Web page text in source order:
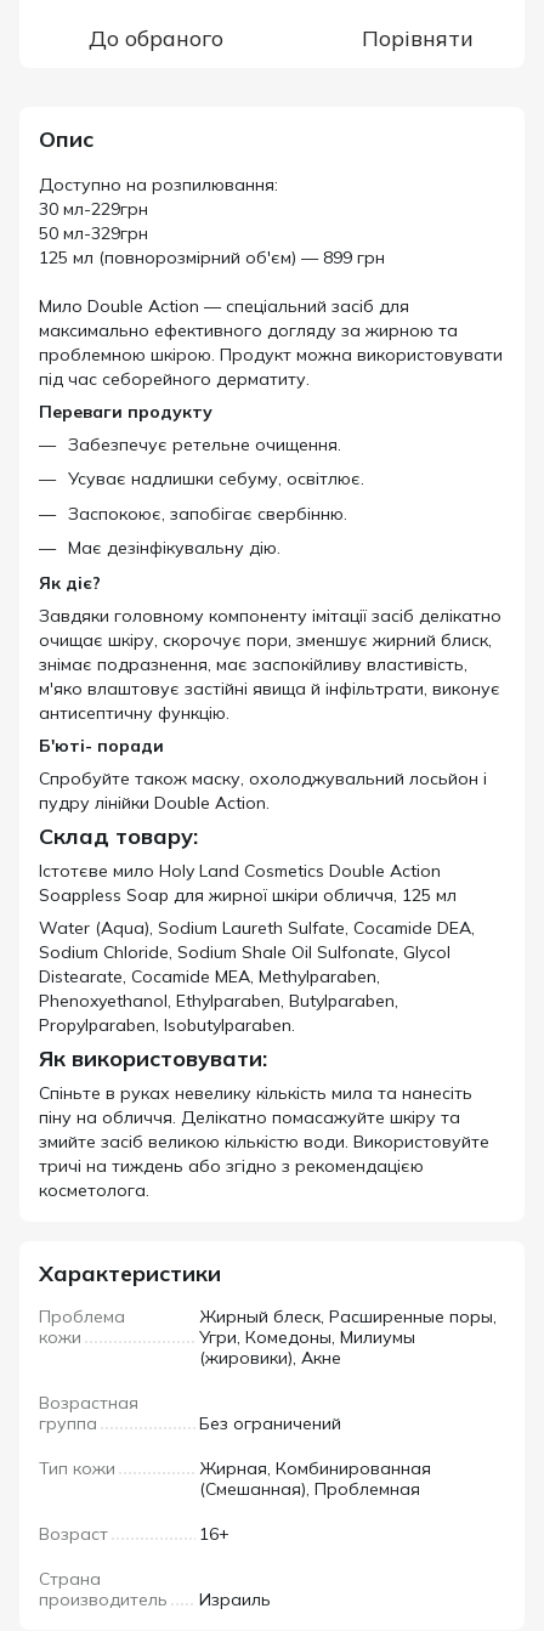
До обраного Порівняти
Опис
Доступно на розпилювання:
30 мл-229грн
50 мл-329грн
125 мл (повнорозмірний об'єм) — 899 грн
Мило Double Action — спеціальний засіб для
максимально ефективного догляду за жирною та
проблемною шкірою. Продукт можна використовувати
під час себорейного дерматиту.
Переваги продукту
Забезпечує ретельне очищення.
Усуває надлишки себуму, освітлює.
Заспокоює, запобігає свербінню.
Має дезінфікувальну дію.
Як діє?
Завдяки головному компоненту імітації засіб делікатно
очищає шкіру, скорочує пори, зменшує жирний блиск,
знімає подразнення, має заспокійливу властивість,
м'яко влаштовує застійні явища й інфільтрати, виконує
антисептичну функцію.
Б'юті- поради
Спробуйте також маску, охолоджувальний лосьйон і
пудру лінійки Double Action.
Склад товару:
Істотєве мило Holy Land Cosmetics Double Action
Soappless Soap для жирної шкіри обличчя, 125 мл
Water (Aqua), Sodium Laureth Sulfate, Cocamide DEA,
Sodium Chloride, Sodium Shale Oil Sulfonate, Glycol
Distearate, Cocamide MEA, Methylparaben,
Phenoxyethanol, Ethylparaben, Butylparaben,
Propylparaben, Isobutylparaben.
Як використовувати:
Спіньте в руках невелику кількість мила та нанесіть
піну на обличчя. Делікатно помасажуйте шкіру та
змийте засіб великою кількістю води. Використовуйте
тричі на тиждень або згідно з рекомендацією
косметолога.
Характеристики
Проблема
кожи
Жирный блеск, Расширенные поры,
Угри, Комедоны, Милиумы
(жировики), Акне
Возрастная
группа
Без ограничений
Тип кожи
Жирная, Комбинированная
(Смешанная), Проблемная
Возраст 16+
Страна
производитель
Израиль